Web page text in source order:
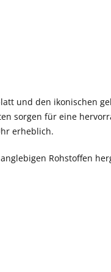
und den ikonischen
sorgen für eine
erheblich.
Rohstoffen